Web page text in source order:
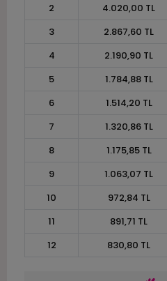
2
4.020,00 TL
3
2.867,60 TL
4
2.190,90 TL
5
1.784,88 TL
6
1.514,20 TL
7
1.320,86 TL
8
1.175,85 TL
9
1.063,07 TL
10
972,84 TL
11
891,71 TL
12
830,80 TL